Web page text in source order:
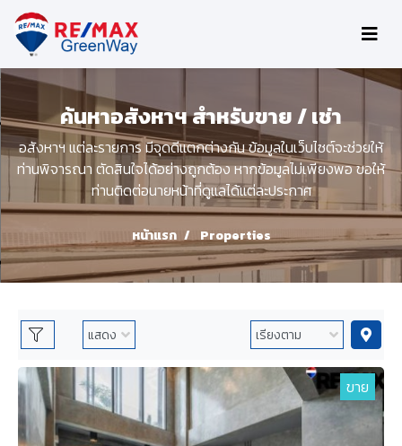
ค้นหาอสังหาฯ สำหรับขาย / เช่า
อสังหาฯ แต่ละรายการ มีจุดดีแตกต่างกัน ข้อมูลในเว็บไซต์จะช่วยให้
ท่านพิจารณา ตัดสินใจได้อย่างถูกต้อง หากข้อมูลไม่เพียงพอ ขอให้
ท่านติดต่อนายหน้าที่ดูแลได้แต่ละประกาศ
หน้าแรก Properties
ขาย